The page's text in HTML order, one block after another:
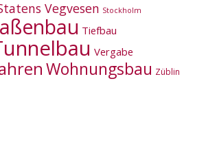
Vegvesen Stockholm
Tiefbau
Vergabe
Wohnungsbau Züblin